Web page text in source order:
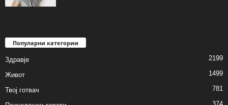
Популарни категории
Здравје 2199
Живот 1499
Твој готвач 781